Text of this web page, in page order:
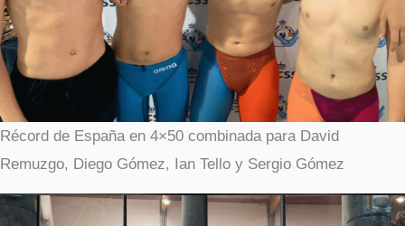
Récord de España en 4×50 combinada para David
Remuzgo, Diego Gómez, Ian Tello y Sergio Gómez